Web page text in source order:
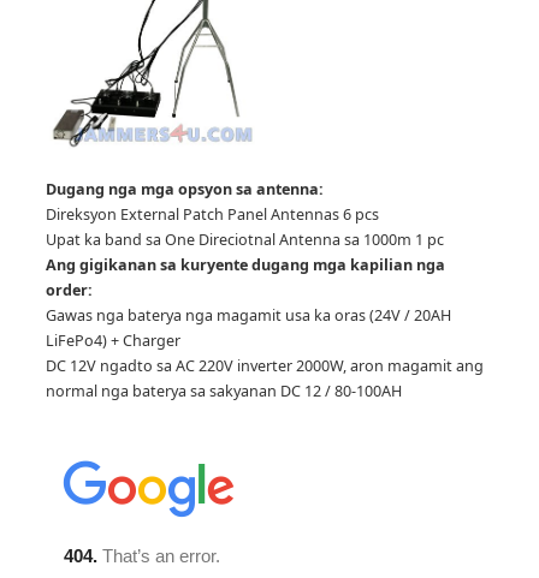
Dugang nga mga opsyon sa antenna:
Direksyon External Patch Panel Antennas 6 pcs
Upat ka band sa One Direciotnal Antenna sa 1000m 1 pc
Ang gigikanan sa kuryente dugang mga kapilian nga
order:
Gawas nga baterya nga magamit usa ka oras (24V / 20AH
LiFePo4) + Charger
DC 12V ngadto sa AC 220V inverter 2000W, aron magamit ang
normal nga baterya sa sakyanan DC 12 / 80-100AH